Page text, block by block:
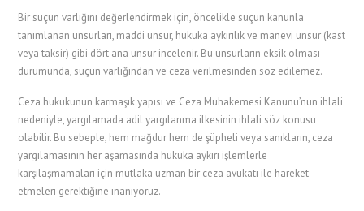
Bir suçun varlığını değerlendirmek için, öncelikle suçun kanunla
tanımlanan unsurları, maddi unsur, hukuka aykırılık ve manevi unsur (kast
veya taksir) gibi dört ana unsur incelenir. Bu unsurların eksik olması
durumunda, suçun varlığından ve ceza verilmesinden söz edilemez.
Ceza hukukunun karmaşık yapısı ve Ceza Muhakemesi Kanunu’nun ihlali
nedeniyle, yargılamada adil yargılanma ilkesinin ihlali söz konusu
olabilir. Bu sebeple, hem mağdur hem de şüpheli veya sanıkların, ceza
yargılamasının her aşamasında hukuka aykırı işlemlerle
karşılaşmamaları için mutlaka uzman bir ceza avukatı ile hareket
etmeleri gerektiğine inanıyoruz.